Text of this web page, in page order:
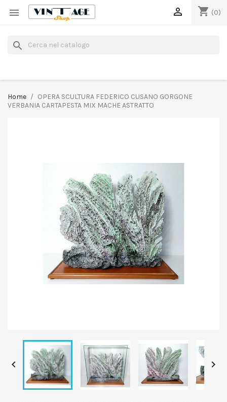
 shopping_cart (0)

search
Home
OPERA SCULTURA FEDERICO CUSANO GORGONE
VERBANIA CARTAPESTA MIX MACHE ASTRATTO
 